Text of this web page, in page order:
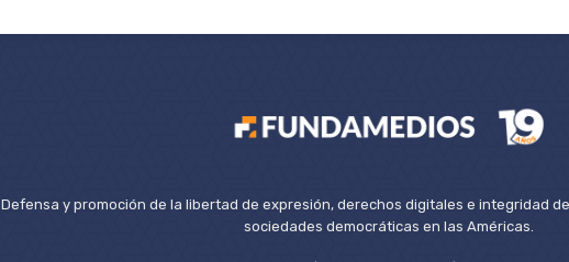
Defensa y promoción de la libertad de expresión, derechos digitales e integridad
sociedades democráticas en las Américas.